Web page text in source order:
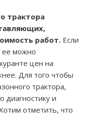
трактора
работ. Если
ее можно
цен на
Для того чтобы
трактора,
диагностику и
отметить, что